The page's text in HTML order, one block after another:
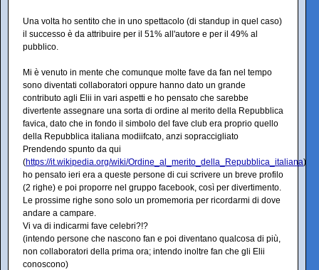
Una volta ho sentito che in uno spettacolo (di standup in quel caso)
il successo è da attribuire per il 51% all'autore e per il 49% al
pubblico.
Mi è venuto in mente che comunque molte fave da fan nel tempo
sono diventati collaboratori oppure hanno dato un grande
contributo agli Elii in vari aspetti e ho pensato che sarebbe
divertente assegnare una sorta di ordine al merito della Repubblica
favica, dato che in fondo il simbolo del fave club era proprio quello
della Repubblica italiana modiifcato, anzi sopraccigliato
Prendendo spunto da qui
(https://it.wikipedia.org/wiki/Ordine_al_merito_della_Repubblica_italiana)
ho pensato ieri era a queste persone di cui scrivere un breve profilo
(2 righe) e poi proporre nel gruppo facebook, così per divertimento.
Le prossime righe sono solo un promemoria per ricordarmi di dove
andare a campare.
Vi va di indicarmi fave celebri?!?
(intendo persone che nascono fan e poi diventano qualcosa di più,
non collaboratori della prima ora; intendo inoltre fan che gli Elii
conoscono)